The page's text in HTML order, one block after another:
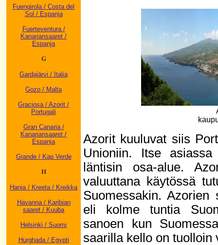
Fuengirola / Costa del
Sol / Espanja
Fuerteventura /
Kanariansaaret /
Espanja
G
Gardajärvi / Italia
Gozo / Malta
Graciosa / Azorit /
Portugali
Gran Canaria /
Kanariansaaret /
Espanja
Grande / Kap Verde
H
Hania / Kreeta / Kreikka
Havanna / Karibian
saaret / Kuuba
Helsinki / Suomi
Hurghada / Egypti
Azorit kuuluvat siis
Unioniin. Itse
läntisin osa-alue.
valuuttana käytössä
Suomessakin.
eli kolme tuntia
sanoen kun
saarilla kello on tuolloin